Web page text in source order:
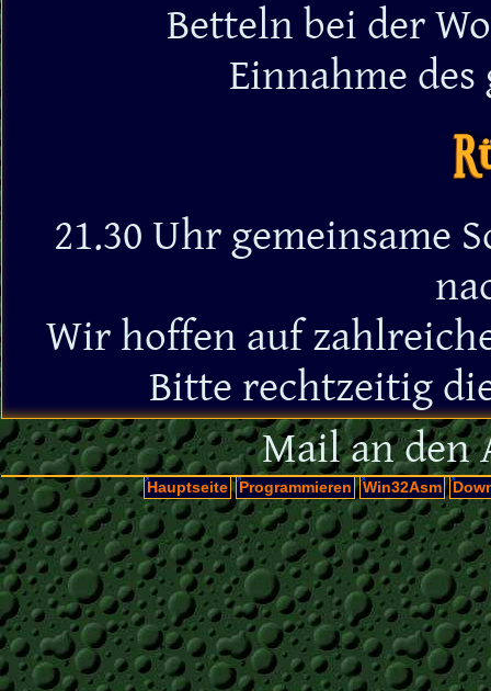
Betteln bei der
Einnahme des
21.30 Uhr gemeinsame
Wir hoffen auf
Bitte rechtzeitig
Mail an den
Hauptseite Programmieren Win32Asm